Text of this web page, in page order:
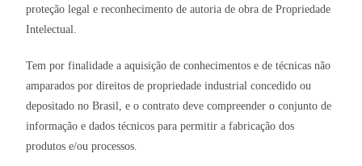
proteção legal e reconhecimento de autoria de obra de Propriedade
Intelectual.
Tem por finalidade a aquisição de conhecimentos e de técnicas não
amparados por direitos de propriedade industrial concedido ou
depositado no Brasil, e o contrato deve compreender o conjunto de
informação e dados técnicos para permitir a fabricação dos
produtos e/ou processos.